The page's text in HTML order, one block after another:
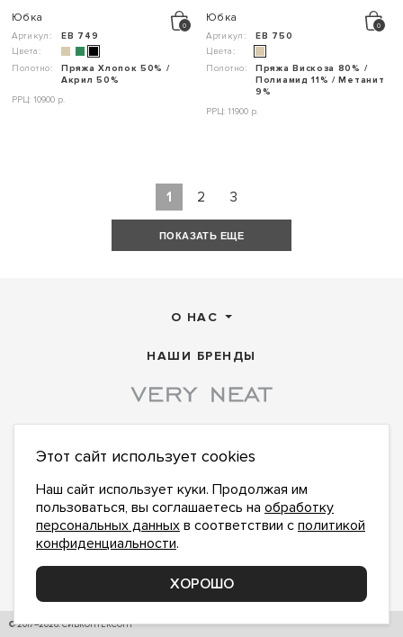
Юбка
Артикул:
ЕВ 749
Цвета:
Полотно:
Пряжа Хлопок 50% /
Акрил 50%
РРЦ: 10900 р.
Юбка
Артикул:
ЕВ 750
Цвета:
Полотно:
Пряжа Вискоза 80% /
Полиамид 11% / Метанит
9%
РРЦ: 11900 р.
1 2 3
ПОКАЗАТЬ ЕЩЕ
О НАС
НАШИ БРЕНДЫ
ПОДПИСАТЬСЯ НА НОВОСТИ:
Даю согласие на обработку персональных данных,
сполитикой конфиденциальностиознакомлен и
принимаю
office@veryneat.ru
Поддержка и доработка сайта YoWeb
© 2017–2026. СИБКОНТЕКСОПТ
Этот сайт использует cookies
Наш сайт использует куки. Продолжая им
пользоваться, вы соглашаетесь на обработку
персональных данных в соответствии с политикой
конфиденциальности.
ХОРОШО